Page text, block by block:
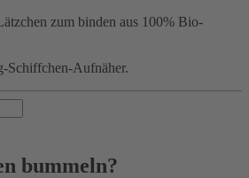
zum binden aus 100% Bio-
Schiffchen-Aufnäher.
bummeln?